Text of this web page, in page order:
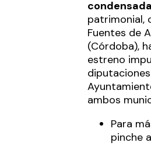
patrimonial,
Fuentes de
(Córdoba),
estreno
ambos
Para
pinche